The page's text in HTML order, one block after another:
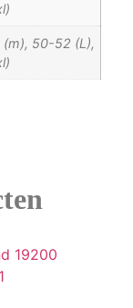
50-52 (L),